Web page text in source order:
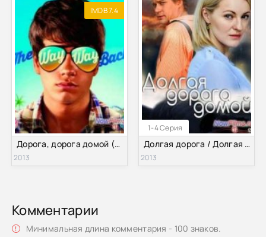
IMDB 7.4
Дорога, дорога домой (2013)
2013
1-4 Серия
Долгая дорога / Долгая дорога домой (2013)
2013
Комментарии
Минимальная длина комментария - 100 знаков.